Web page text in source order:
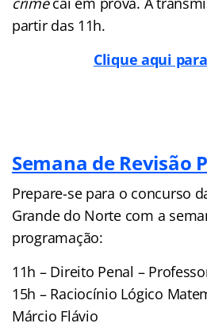
partir das 11h.
Clique aqui
Semana de Revisão
Prepare-se para o concurso
Grande do Norte com a
programação:
11h – Direito Penal –
15h – Raciocínio Lógico
Márcio Flávio